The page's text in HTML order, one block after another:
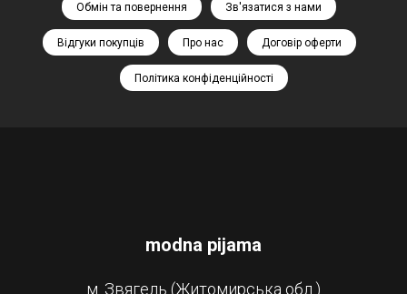
Обмін та повернення Зв'язатися з нами
Відгуки покупців Про нас Договір оферти
Політика конфіденційності
modna pijama
м. Звягель (Житомирська обл.)